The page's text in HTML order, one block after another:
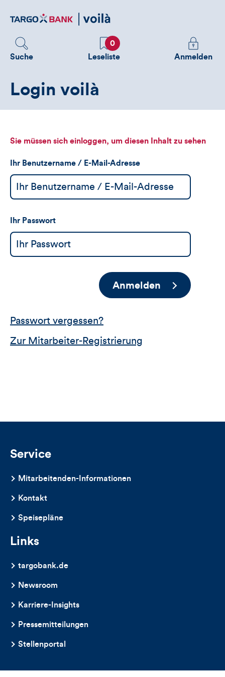
zum
Suche
Favoriten
0
Leseliste
Melden
Sie
sehen
Anmelden
Login voilà
Sie müssen sich einloggen, um diesen Inhalt zu sehen
Ihr Benutzername / E-Mail-Adresse
Ihr Passwort
Anmelden
Passwort vergessen?
Zur Mitarbeiter-Registrierung
Service
Mitarbeitenden-Informationen
Kontakt
Speisepläne
Links
targobank.de
Newsroom
Karriere-Insights
Pressemitteilungen
Stellenportal